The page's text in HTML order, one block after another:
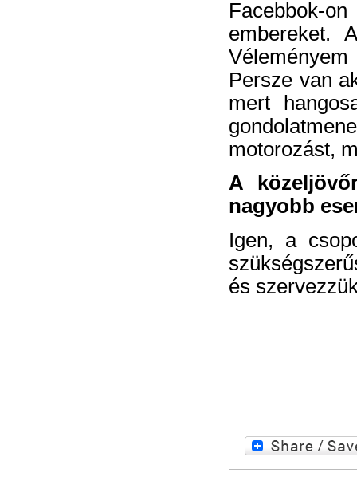
Facebbok-
embereket.
Persze van
mert
motorozást,
A
nagyobb
Igen, a
és